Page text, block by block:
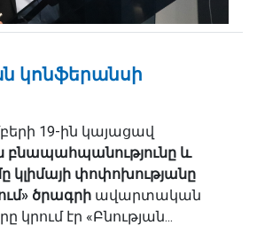
կոնֆերանսի
19-ին կայացավ
բնապահպանությունը և
փոփոխությանը
ծրագրի ավարտական
կրում էր «Բնության...